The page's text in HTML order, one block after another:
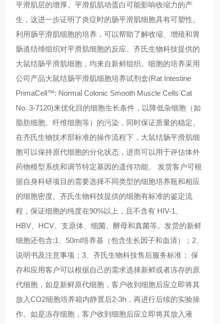
平滑肌层的增厚。平滑肌肌动蛋白可能影响收缩力的产
生，这进一步证明了炎症时的肠平滑肌细胞具有可塑性。
利用肠平滑肌细胞的培养，可以帮助了解收缩、增殖和胃
肠道结缔组织对平滑肌细胞的反应。齐氏生物科技提供的
大鼠结肠平滑肌细胞，均来自新鲜组织。细胞的培养采用
公司产品大鼠结肠平滑肌细胞培养试剂盒(Rat Intestine
PrimaCell™: Normal Colonic Smooth Muscle Cells Cat
No. 3-7120)来优化目的细胞生长条件，以降低杂细胞（如
脂肪细胞、纤维细胞等）的污染，同时保证质量的稳定。
在齐氏生物技术部标准的操作流程下，大鼠结肠平滑肌细
胞可以保持原代细胞的分化状态，进而可以用于评估体外
药物模型系统和调节特定基因的遗传功能。 发货客户可根
据自身科研项目的需要选择不同类型的细胞培养瓶和相应
的细胞密度。齐氏生物科技提供的细胞有标准的鉴定流
程，保证细胞的纯度在90%以上，且不含有 HIV-1、
HBV、HCV、支原体、细菌、酵母和真菌等。发货的新鲜
细胞还包含:1、50ml培养基（包含生长因子和血清）；2、
说明书及注意事项；3、齐氏生物科技售后服务标准； 保
存和应用客户可以根据自己的需求选择新鲜或者冻存的原
代细胞，如是新鲜原代细胞，客户收到细胞后应立即将其
放入CO2细胞培养箱内静置后2-3h，再进行后续的实验操
作。如是冻存细胞，客户收到细胞后应立即将其放入液